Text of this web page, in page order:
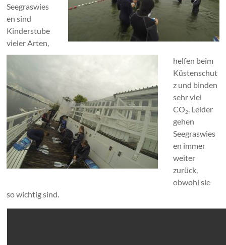
Seegraswies
en sind
Kinderstube
vieler Arten,
helfen beim
Küstenschut
z und binden
sehr viel
CO2. Leider
gehen
Seegraswies
en immer
weiter
zurück,
obwohl sie
so wichtig sind.